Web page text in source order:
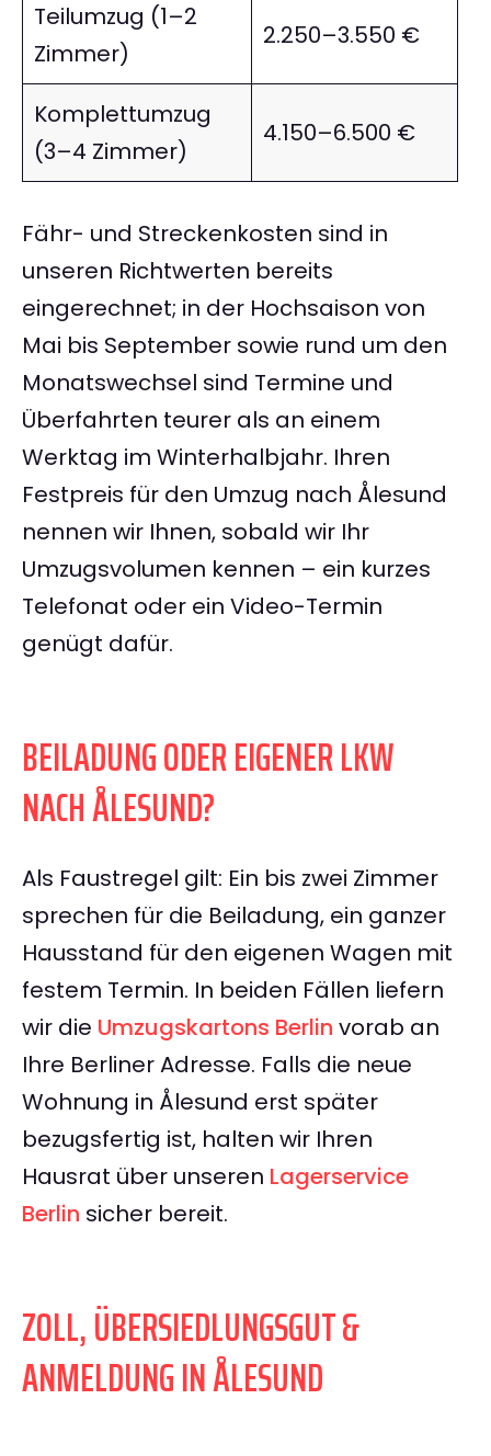
Teilumzug (1–2
Zimmer)
2.250–3.550 €
Komplettumzug
(3–4 Zimmer)
4.150–6.500 €
Fähr- und Streckenkosten sind in
unseren Richtwerten bereits
eingerechnet; in der Hochsaison von
Mai bis September sowie rund um den
Monatswechsel sind Termine und
Überfahrten teurer als an einem
Werktag im Winterhalbjahr. Ihren
Festpreis für den Umzug nach Ålesund
nennen wir Ihnen, sobald wir Ihr
Umzugsvolumen kennen – ein kurzes
Telefonat oder ein Video-Termin
genügt dafür.
BEILADUNG ODER EIGENER LKW
NACH ÅLESUND?
Als Faustregel gilt: Ein bis zwei Zimmer
sprechen für die Beiladung, ein ganzer
Hausstand für den eigenen Wagen mit
festem Termin. In beiden Fällen liefern
wir die Umzugskartons Berlin vorab an
Ihre Berliner Adresse. Falls die neue
Wohnung in Ålesund erst später
bezugsfertig ist, halten wir Ihren
Hausrat über unseren Lagerservice
Berlin sicher bereit.
ZOLL, ÜBERSIEDLUNGSGUT &
ANMELDUNG IN ÅLESUND